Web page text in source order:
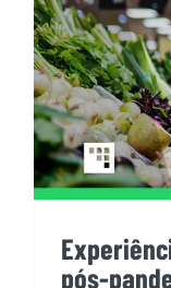
pós-
pós-